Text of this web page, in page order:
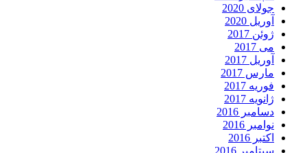
جولای 2020
آوریل 2020
ژوئن 2017
می 2017
آوریل 2017
مارس 2017
فوریه 2017
ژانویه 2017
دسامبر 2016
نوامبر 2016
اکتبر 2016
سپتامبر 2016